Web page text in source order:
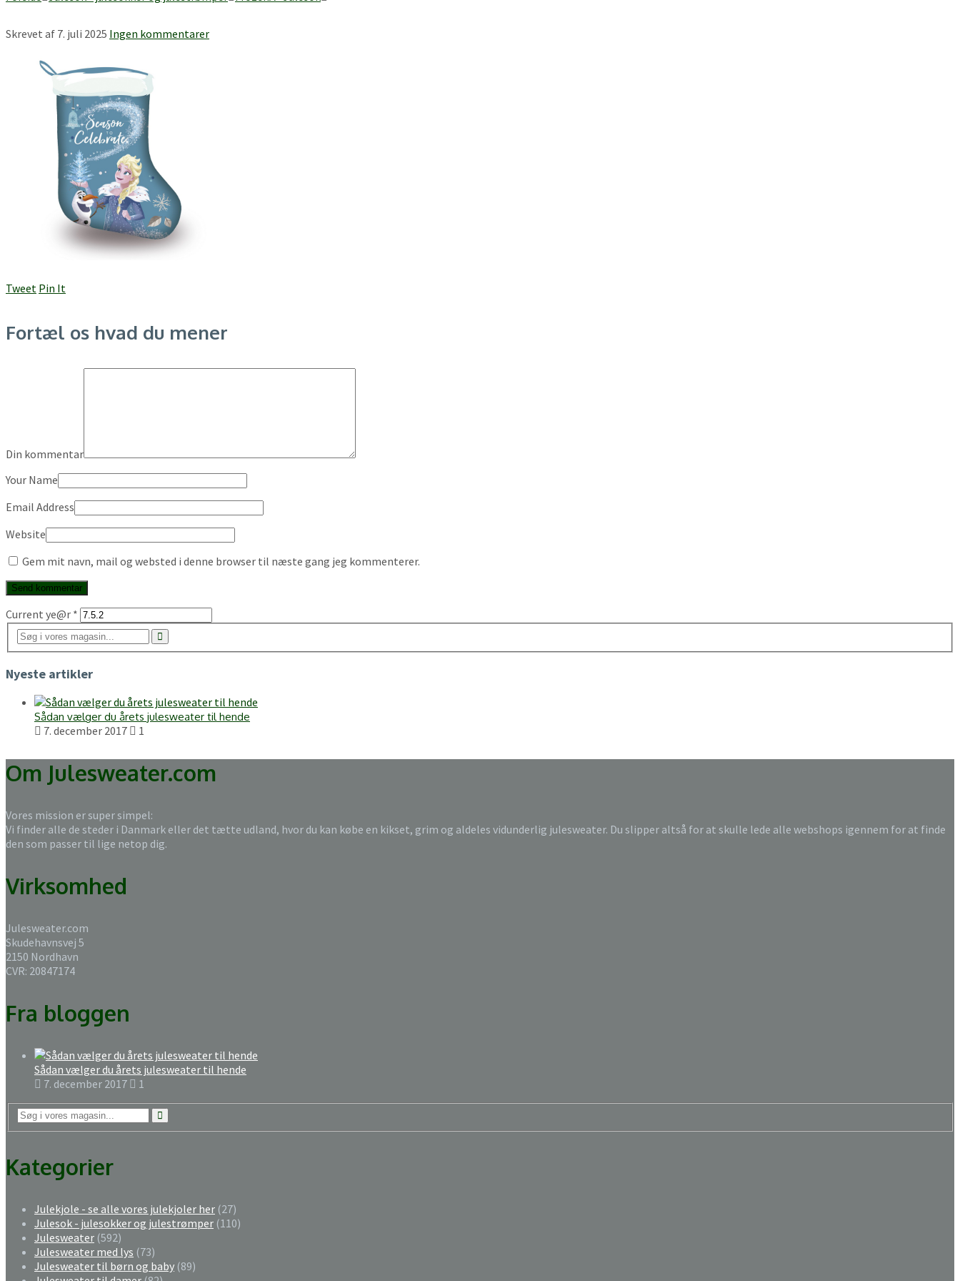
Skrevet af 7. juli 2025 Ingen kommentarer
Tweet Pin It
Fortæl os hvad du mener
Din kommentar
Your Name
Email Address
Website
Gem mit navn, mail og websted i denne browser til næste gang jeg kommenterer.
Current ye@r *
Nyeste artikler
Sådan vælger du årets julesweater til hende
7. december 2017 1
Om Julesweater.com
Vores mission er super simpel:
Vi finder alle de steder i Danmark eller det tætte udland, hvor du kan købe en kikset, grim og aldeles vidunderlig julesweater. Du slipper altså for at skulle lede alle webshops igennem for at finde
den som passer til lige netop dig.
Virksomhed
Julesweater.com
Skudehavnsvej 5
2150 Nordhavn
CVR: 20847174
Fra bloggen
Sådan vælger du årets julesweater til hende
7. december 2017
1
Kategorier
Julekjole - se alle vores julekjoler her (27)
Julesok - julesokker og julestrømper (110)
Julesweater (592)
Julesweater med lys (73)
Julesweater til børn og baby (89)